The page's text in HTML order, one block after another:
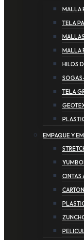
MALLA
TELA
MALLAS
MALLA
HILOS
TELA
EMPAQUE Y
CINTAS